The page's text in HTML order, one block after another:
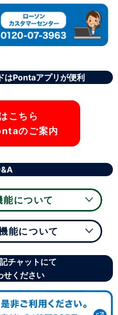
はPontaアプリが便利
こちら
のご案内
について
能について
チャットにて
せください